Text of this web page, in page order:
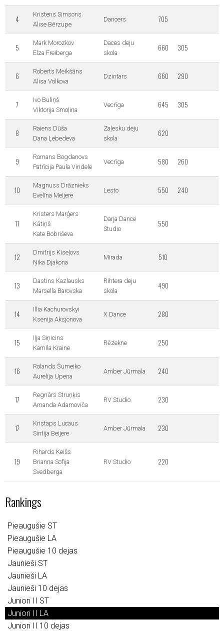
4
Kristens Simsons
Alise Bērzupe
Dancers 705
5
Mark Morozkov
Elza Freiberga
Daces deju
skola
660 305
6
Roberts Meikšāns
Alisa Volkova
Dzintars 660 290
7
Ivo Buliņš
Viktorija Smoļina
Vecrīga 645 305
8
Raiens Dūša
Dana Ļebedeva
Zaļesku deju
skola
620
9
Romans Bogdanovs
Patrīcija Paula Vindele
Vecrīga 580 260
10
Magnuss Drāznieks
Evelīna Meijere
Lesto 550 240
11
Kristers Marģers
Kātiņš
Kate Bobriševa
Darja Dance
Studio
550
12
Dmitrijs Kiseļovs
Ņika Djakona
Mirada 510
13
Dastins Kazlausks
Marsella Barovska
Rihtera deju
skola
490
14
Illia Kachurovskyi
Ksenija Aksjonova
X Dance 280
15
Iļja Siņicins
Kamila Kraine
Rēzekne 250
16
Rolands Šumeiko
Aurelija Upena
Amber Jūrmala 240
17
Regnārs Struņķis
Amanda Adamoviča
RV Studio 230
17
Kristaps Lucaus
Sintija Beijere
Amber Jūrmala 230
19
Rihards Keišs
Brianna Sofija
Svedberga
RV Studio 220
Rankings
Pieaugušie ST
Pieaugušie LA
Pieaugušie 10 dejas
Jaunieši ST
Jaunieši LA
Jaunieši 10 dejas
Juniori II ST
Juniori II LA
Juniori II 10 dejas